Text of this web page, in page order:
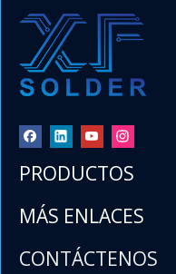
PRODUCTOS
MÁS ENLACES
CONTÁCTENOS